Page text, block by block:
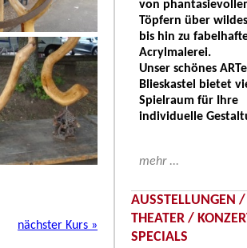
nächster Kurs »
von
Töpfern über
bis hin zu
Acrylmalerei.
Unser schönes
Blieskastel bietet
Spielraum für Ihre
individuelle
mehr ...
AUSSTELLUNGEN /
THEATER /
SPECIALS